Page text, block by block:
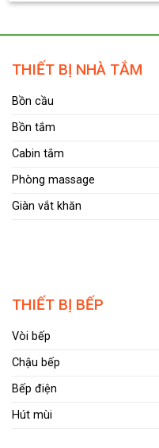
THIẾT BỊ NHÀ TẮM
Bồn cầu
Bồn tắm
Cabin tắm
Phòng massage
Giàn vắt khăn
THIẾT BỊ BẾP
Vòi bếp
Chậu bếp
Bếp điện
Hút mùi